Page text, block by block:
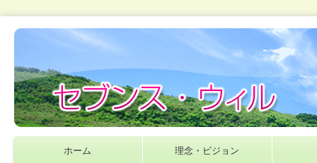
ホーム 理念・ビジョン